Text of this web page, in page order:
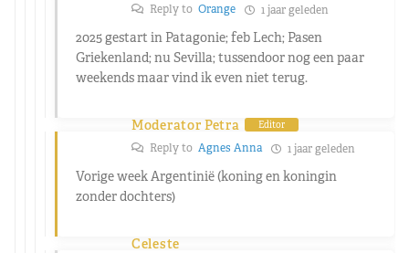
Reply to Orange 1 jaar geleden
2025 gestart in Patagonie; feb Lech; Pasen
Griekenland; nu Sevilla; tussendoor nog een paar
weekends maar vind ik even niet terug.
Moderator Petra Editor
Reply to Agnes Anna 1 jaar geleden
Vorige week Argentinië (koning en koningin
zonder dochters)
Celeste